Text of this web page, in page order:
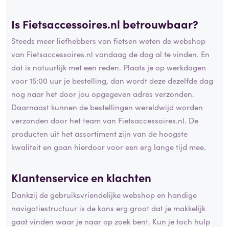
Is Fietsaccessoires.nl betrouwbaar?
Steeds meer liefhebbers van fietsen weten de webshop
van Fietsaccessoires.nl vandaag de dag al te vinden. En
dat is natuurlijk met een reden. Plaats je op werkdagen
voor 15:00 uur je bestelling, dan wordt deze dezelfde dag
nog naar het door jou opgegeven adres verzonden.
Daarnaast kunnen de bestellingen wereldwijd worden
verzonden door het team van Fietsaccessoires.nl. De
producten uit het assortiment zijn van de hoogste
kwaliteit en gaan hierdoor voor een erg lange tijd mee.
Klantenservice en klachten
Dankzij de gebruiksvriendelijke webshop en handige
navigatiestructuur is de kans erg groot dat je makkelijk
gaat vinden waar je naar op zoek bent. Kun je toch hulp